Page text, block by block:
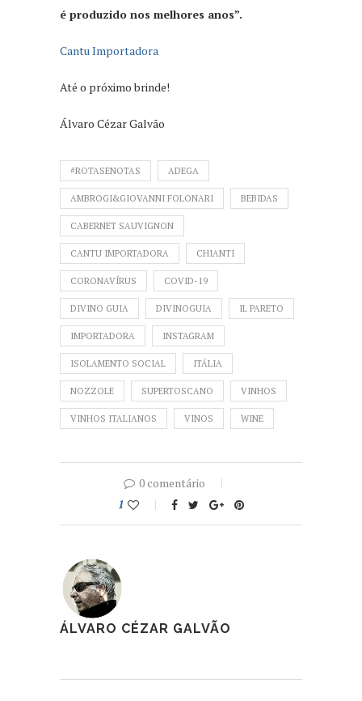
é produzido nos melhores anos”.
Cantu Importadora
Até o próximo brinde!
Álvaro Cézar Galvão
#ROTASENOTAS ADEGA
AMBROGI&GIOVANNI FOLONARI BEBIDAS
CABERNET SAUVIGNON
CANTU IMPORTADORA CHIANTI
CORONAVÍRUS COVID-19
DIVINO GUIA DIVINOGUIA IL PARETO
IMPORTADORA INSTAGRAM
ISOLAMENTO SOCIAL ITÁLIA
NOZZOLE SUPERTOSCANO VINHOS
VINHOS ITALIANOS VINOS WINE
0 comentário
1
ÁLVARO CÉZAR GALVÃO